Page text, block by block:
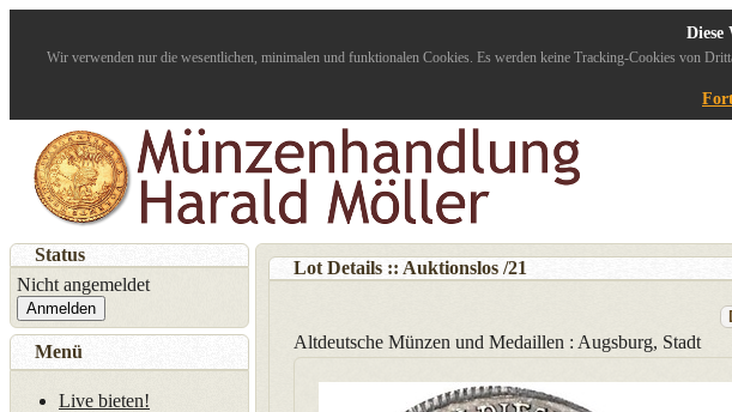
Diese
Wir verwenden nur die wesentlichen, minimalen und funktionalen Cookies. Es werden keine Tracking-Cookies von
Lot Details :: Auktionslos /21
Altdeutsche Münzen und Medaillen : Augsburg, Stadt
Status
Nicht angemeldet
Anmelden
Menü
Live bieten!